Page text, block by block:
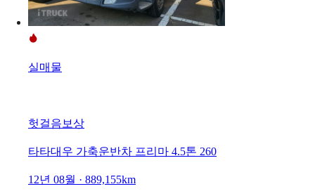
실매물
헛걸음보상
타타대우 가축운반차 프리마 4.5톤 260
12년 08월 · 889,155km